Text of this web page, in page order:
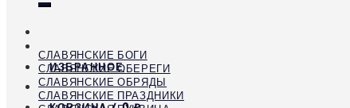
ИЗБРАННОЕ
СЛАВЯНСКИЕ БОГИ
СЛАВЯНСКИЕ ОБЕРЕГИ
СЛАВЯНСКИЕ ОБРЯДЫ
СЛАВЯНСКИЕ ПРАЗДНИКИ